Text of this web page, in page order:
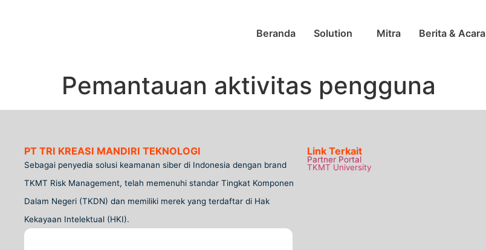
Beranda Solution Mitra Berita & Acara
Pemantauan aktivitas pengguna
PT TRI KREASI MANDIRI TEKNOLOGI
Sebagai penyedia solusi keamanan siber di Indonesia dengan brand
TKMT Risk Management, telah memenuhi standar Tingkat Komponen
Dalam Negeri (TKDN) dan memiliki merek yang terdaftar di Hak
Kekayaan Intelektual (HKI).
Link Terkait
Partner Portal
TKMT University